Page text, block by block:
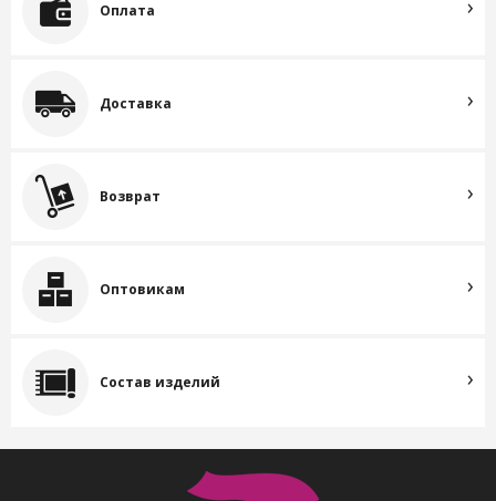
Оплата
Доставка
Возврат
Оптовикам
Состав изделий